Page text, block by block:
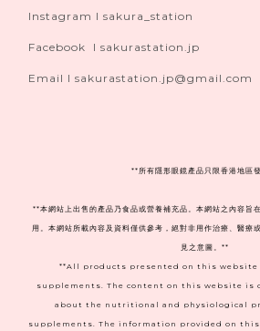
Instagram I sakura_station
Facebook I sakurastation.jp
Email I sakurastation.jp@gmail.com
** 所有隱形眼鏡產品只限香港地區
**本網站上出售的產品乃食品或營養補充品。本網站之內容旨
用。本網站所載內容及資料僅供參考，絕對非用作治療、醫療
見之意圖。**
**All products presented on this website
supplements. The content on this website is
about the nutritional and physiological
supplements. The information provided on